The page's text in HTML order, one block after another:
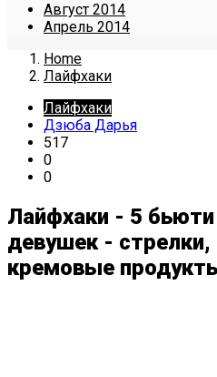
Август 2014
Апрель 2014
Home
Лайфхаки
Лайфхаки
Дзюба Дарья
517
0
0
Лайфхаки - 5
девушек - стрелки,
кремовые